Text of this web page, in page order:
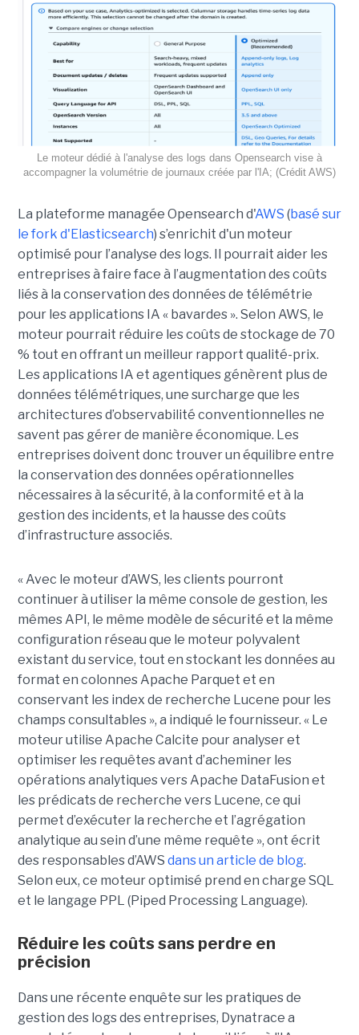
Le moteur dédié à l'analyse des logs dans Opensearch vise à
accompagner la volumétrie de journaux créée par l'IA; (Crédit AWS)
La plateforme managée Opensearch d'AWS (basé sur
le fork d'Elasticsearch) s’enrichit d'un moteur
optimisé pour l’analyse des logs. Il pourrait aider les
entreprises à faire face à l’augmentation des coûts
liés à la conservation des données de télémétrie
pour les applications IA « bavardes ». Selon AWS, le
moteur pourrait réduire les coûts de stockage de 70
% tout en offrant un meilleur rapport qualité-prix.
Les applications IA et agentiques génèrent plus de
données télémétriques, une surcharge que les
architectures d’observabilité conventionnelles ne
savent pas gérer de manière économique. Les
entreprises doivent donc trouver un équilibre entre
la conservation des données opérationnelles
nécessaires à la sécurité, à la conformité et à la
gestion des incidents, et la hausse des coûts
d’infrastructure associés.
« Avec le moteur d’AWS, les clients pourront
continuer à utiliser la même console de gestion, les
mêmes API, le même modèle de sécurité et la même
configuration réseau que le moteur polyvalent
existant du service, tout en stockant les données au
format en colonnes Apache Parquet et en
conservant les index de recherche Lucene pour les
champs consultables », a indiqué le fournisseur. « Le
moteur utilise Apache Calcite pour analyser et
optimiser les requêtes avant d’acheminer les
opérations analytiques vers Apache DataFusion et
les prédicats de recherche vers Lucene, ce qui
permet d’exécuter la recherche et l’agrégation
analytique au sein d’une même requête », ont écrit
des responsables d’AWS dans un article de blog.
Selon eux, ce moteur optimisé prend en charge SQL
et le langage PPL (Piped Processing Language).
Réduire les coûts sans perdre en
précision
Dans une récente enquête sur les pratiques de
gestion des logs des entreprises, Dynatrace a